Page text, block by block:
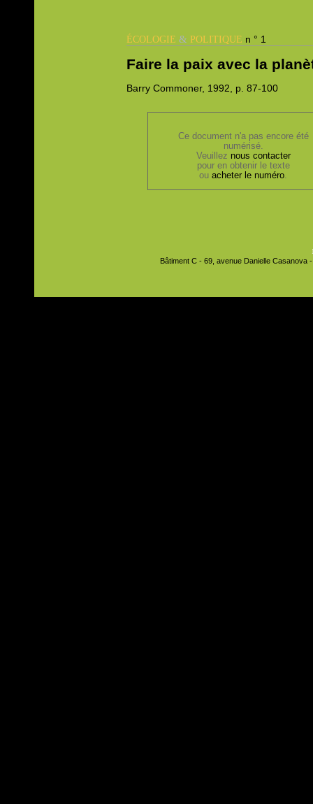
ÉCOLOGIE& POLITIQUE n ° 1
Faire la paix avec la
Barry Commoner, 1992, p. 87-100
Ce document n'a pas encore été
numérisé.
Veuillez nous contacter
pour en obtenir le texte
ouacheter le numéro.
Bâtiment C - 69, avenue Danielle